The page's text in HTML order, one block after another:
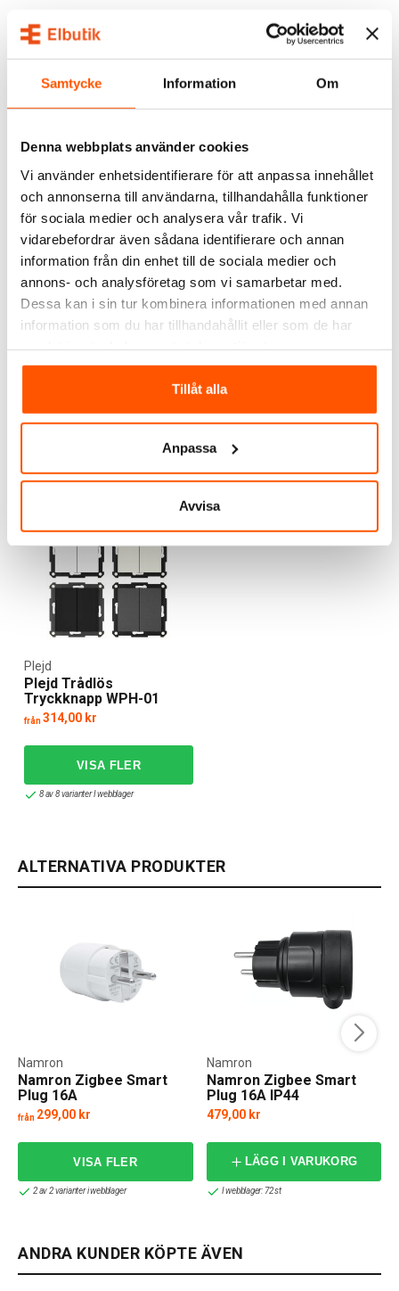
Samtycke Information Om
Denna webbplats använder cookies
Vi använder enhetsidentifierare för att anpassa innehållet
och annonserna till användarna, tillhandahålla funktioner
för sociala medier och analysera vår trafik. Vi
vidarebefordrar även sådana identifierare och annan
information från din enhet till de sociala medier och
annons- och analysföretag som vi samarbetar med.
Dessa kan i sin tur kombinera informationen med annan
information som du har tillhandahållit eller som de har
Tillåt alla
Anpassa
Avvisa
Plejd Smart Plug Dimmer
SPD-01
Plejd
245,00 kr
I webblager: 100+ st
Airam SmartHome Plug
WiFi
179,00 kr
I webblager: 6 st
Plejd Smart Plug On/Off
LÄGG I VARUKORG
I webblager: 100+ st
Plejd Gateway GWY-01-A
768,00 kr
I webblager: 100+ st
Plejd Trådlös
Tryckknapp WPH-01
Plejd
från314,00 kr
8 av 8 varianter I webblager
ALTERNATIVA PRODUKTER
Namron Zigbee Smart
Plug 16A
Namron
från 299,00 kr
2 av 2 varianter i webblager
Namron Zigbee Smart
Plug 16A IP44
Namron
479,00 kr
LÄGG I VARUKORG
I webblager: 72 st
ANDRA KUNDER KÖPTE ÄVEN